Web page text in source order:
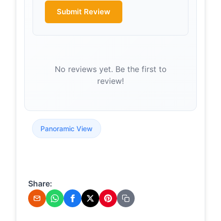
bem-estar -
Visit Viseu
Dão Lafões
Para além de um ótimo destino de
publicações nas redes socia...
de Portugal
Se preferir, busque os baloiços de
(Sernancelhe) - A
Baloiçar
Submit Review
No reviews yet. Be the first to
review!
Panoramic View
Share: